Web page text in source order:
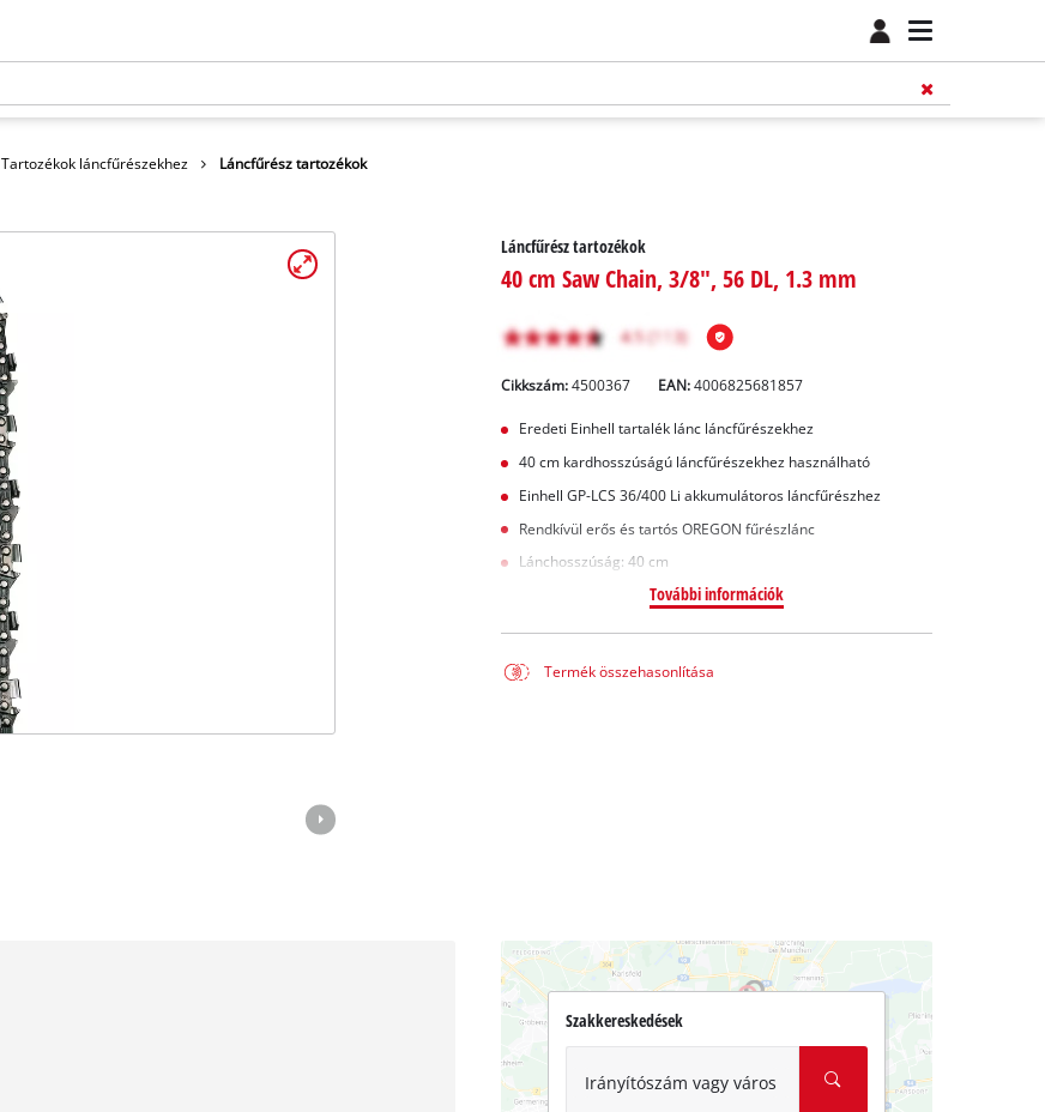
Tartozékok láncfűrészekhez Láncfűrész tartozékok
Láncfűrész tartozékok
40 cm Saw Chain, 3/8", 56 DL, 1.3 mm
Cikkszám: 4500367 EAN:4006825681857
Eredeti Einhell tartalék lánc láncfűrészekhez
40 cm kardhosszúságú láncfűrészekhez használható
Einhell GP-LCS 36/400 Li akkumulátoros láncfűrészhez
Rendkívül erős és tartós OREGON fűrészlánc
Lánchosszúság: 40 cm
További információk
Termék összehasonlítása
Szakkereskedések
Irányítószám vagy város